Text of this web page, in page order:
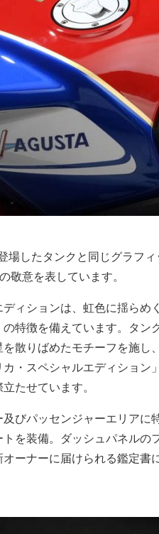
場したタンクと同じグラフ
敬意を表しています。
ィションは、虹色に揺らめ
特徴を備えています。タン
散りばめたモチーフを施し
・スペシャルエディション
たせています。
びパッセンジャーエリアに
を装備。ダッシュパネルの
ーナーに届けられる鑑定書